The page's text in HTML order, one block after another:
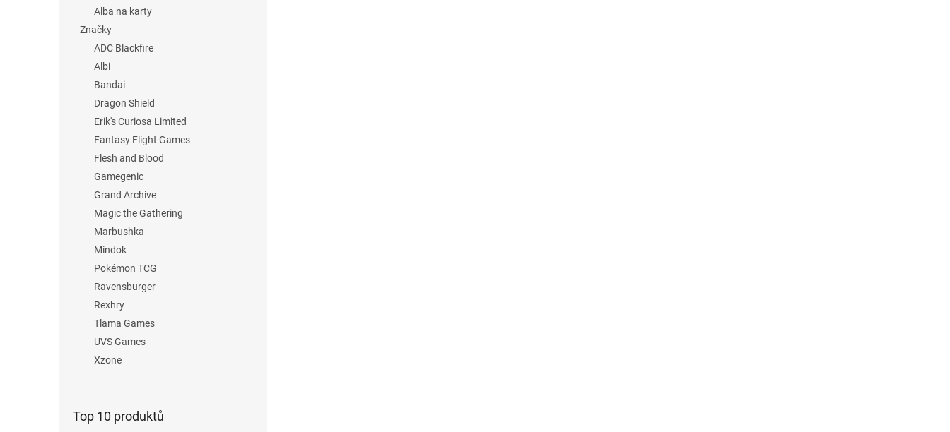
Alba na karty
Značky
ADC Blackfire
Albi
Bandai
Dragon Shield
Erik's Curiosa Limited
Fantasy Flight Games
Flesh and Blood
Gamegenic
Grand Archive
Magic the Gathering
Marbushka
Mindok
Pokémon TCG
Ravensburger
Rexhry
Tlama Games
UVS Games
Xzone
Top 10 produktů